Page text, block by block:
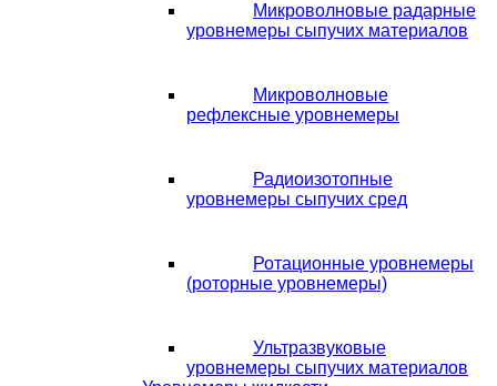
Микроволновые радарные
уровнемеры сыпучих материалов
Микроволновые
рефлексные уровнемеры
Радиоизотопные
уровнемеры сыпучих сред
Ротационные уровнемеры
(роторные уровнемеры)
Ультразвуковые
уровнемеры сыпучих материалов